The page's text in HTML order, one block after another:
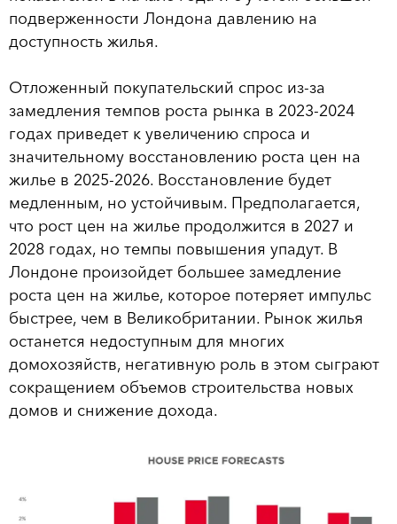
подверженности Лондона давлению на
доступность жилья.
Отложенный покупательский спрос из-за
замедления темпов роста рынка в 2023-2024
годах приведет к увеличению спроса и
значительному восстановлению роста цен на
жилье в 2025-2026. Восстановление будет
медленным, но устойчивым. Предполагается,
что рост цен на жилье продолжится в 2027 и
2028 годах, но темпы повышения упадут. В
Лондоне произойдет большее замедление
роста цен на жилье, которое потеряет импульс
быстрее, чем в Великобритании. Рынок жилья
останется недоступным для многих
домохозяйств, негативную роль в этом сыграют
сокращением объемов строительства новых
домов и снижение дохода.